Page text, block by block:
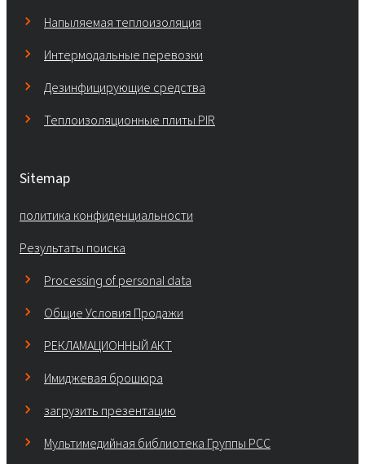
Напыляемая теплоизоляция
Интермодальные перевозки
Дезинфицирующие средства
Теплоизоляционные плиты PIR
Sitemap
политика конфиденциальности
Результаты поиска
Processing of personal data
Общие Условия Продажи
РЕКЛАМАЦИОННЫЙ АКТ
Имиджевая брошюра
загрузить презентацию
Мультимедийная библиотека Группы РСС